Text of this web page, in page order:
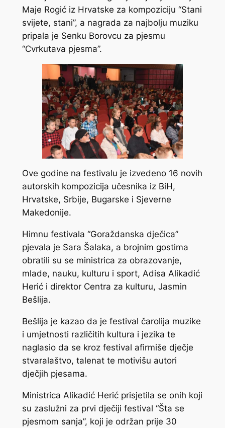
Maje Rogić iz Hrvatske za kompoziciju “Stani
svijete, stani”, a nagrada za najbolju muziku
pripala je Senku Borovcu za pjesmu
“Cvrkutava pjesma”.
Ove godine na festivalu je izvedeno 16 novih
autorskih kompozicija učesnika iz BiH,
Hrvatske, Srbije, Bugarske i Sjeverne
Makedonije.
Himnu festivala “Goraždanska dječica”
pjevala je Sara Šalaka, a brojnim gostima
obratili su se ministrica za obrazovanje,
mlade, nauku, kulturu i sport, Adisa Alikadić
Herić i direktor Centra za kulturu, Jasmin
Bešlija.
Bešlija je kazao da je festival čarolija muzike
i umjetnosti različitih kultura i jezika te
naglasio da se kroz festival afirmiše dječje
stvaralaštvo, talenat te motivišu autori
dječjih pjesama.
Ministrica Alikadić Herić prisjetila se onih koji
su zaslužni za prvi dječiji festival “Šta se
pjesmom sanja”, koji je održan prije 30